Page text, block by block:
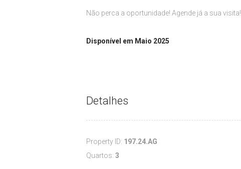
Não perca a oportunidade! Agende já a sua visita!
Disponível em Maio 2025
Detalhes
Property ID: 197.24.AG
Quartos: 3